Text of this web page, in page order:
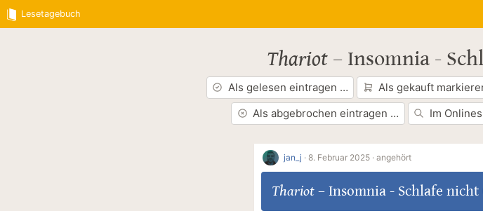
Lesetagebuch
Thariot– Insomnia -
Als gelesen eintragen … Als gekauft
Als abgebrochen eintragen …
Im
jan_j · 8. Februar 2025 · angehört
Thariot– Insomnia - Schlafe nicht